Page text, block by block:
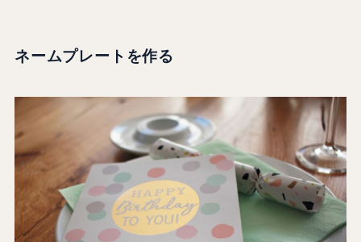
ネームプレートを作る